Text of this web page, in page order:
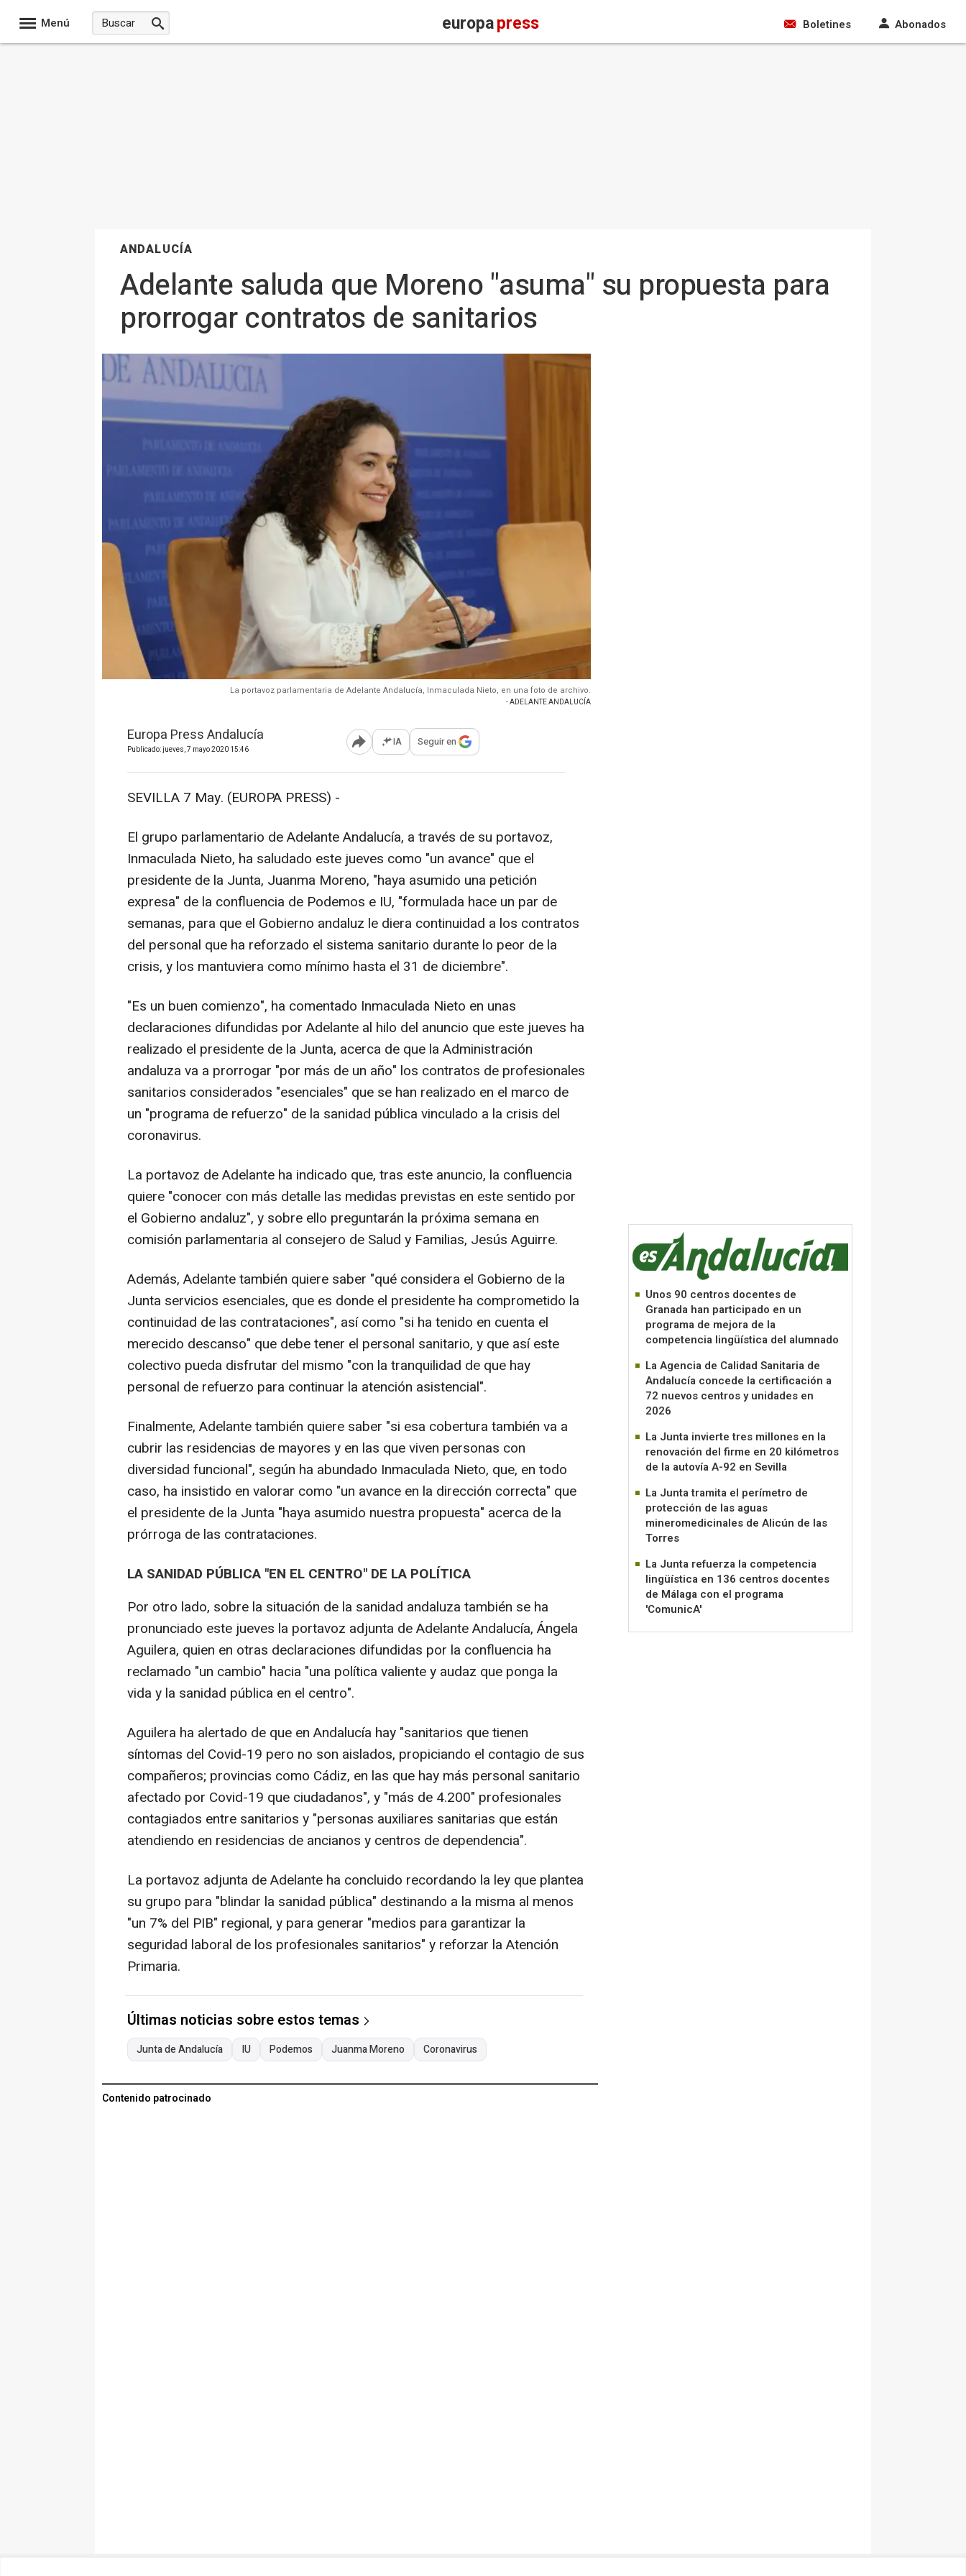
Menú europapress Boletines Abonados
ANDALUCÍA
Adelante saluda que Moreno "asuma" su propuesta para
prorrogar contratos de sanitarios
La portavoz parlamentaria de Adelante Andalucía, Inmaculada Nieto, en una foto de archivo.
- ADELANTE ANDALUCÍA
Europa Press Andalucía
Publicado: jueves, 7 mayo 2020 15:46 Abrir opciones para compartir
IA Seguir en
SEVILLA 7 May. (EUROPA PRESS) -
El grupo parlamentario de Adelante Andalucía, a través de su portavoz,
Inmaculada Nieto, ha saludado este jueves como "un avance" que el
presidente de la Junta, Juanma Moreno, "haya asumido una petición
expresa" de la confluencia de Podemos e IU, "formulada hace un par de
semanas, para que el Gobierno andaluz le diera continuidad a los contratos
del personal que ha reforzado el sistema sanitario durante lo peor de la
crisis, y los mantuviera como mínimo hasta el 31 de diciembre".
"Es un buen comienzo", ha comentado Inmaculada Nieto en unas
declaraciones difundidas por Adelante al hilo del anuncio que este jueves ha
realizado el presidente de la Junta, acerca de que la Administración
andaluza va a prorrogar "por más de un año" los contratos de profesionales
sanitarios considerados "esenciales" que se han realizado en el marco de
un "programa de refuerzo" de la sanidad pública vinculado a la crisis del
coronavirus.
La portavoz de Adelante ha indicado que, tras este anuncio, la confluencia
quiere "conocer con más detalle las medidas previstas en este sentido por
el Gobierno andaluz", y sobre ello preguntarán la próxima semana en
comisión parlamentaria al consejero de Salud y Familias, Jesús Aguirre.
Además, Adelante también quiere saber "qué considera el Gobierno de la
Junta servicios esenciales, que es donde el presidente ha comprometido la
continuidad de las contrataciones", así como "si ha tenido en cuenta el
merecido descanso" que debe tener el personal sanitario, y que así este
colectivo pueda disfrutar del mismo "con la tranquilidad de que hay
personal de refuerzo para continuar la atención asistencial".
Finalmente, Adelante también quiere saber "si esa cobertura también va a
cubrir las residencias de mayores y en las que viven personas con
diversidad funcional", según ha abundado Inmaculada Nieto, que, en todo
caso, ha insistido en valorar como "un avance en la dirección correcta" que
el presidente de la Junta "haya asumido nuestra propuesta" acerca de la
prórroga de las contrataciones.
LA SANIDAD PÚBLICA "EN EL CENTRO" DE LA POLÍTICA
Por otro lado, sobre la situación de la sanidad andaluza también se ha
pronunciado este jueves la portavoz adjunta de Adelante Andalucía, Ángela
Aguilera, quien en otras declaraciones difundidas por la confluencia ha
reclamado "un cambio" hacia "una política valiente y audaz que ponga la
vida y la sanidad pública en el centro".
Aguilera ha alertado de que en Andalucía hay "sanitarios que tienen
síntomas del Covid-19 pero no son aislados, propiciando el contagio de sus
compañeros; provincias como Cádiz, en las que hay más personal sanitario
afectado por Covid-19 que ciudadanos", y "más de 4.200" profesionales
contagiados entre sanitarios y "personas auxiliares sanitarias que están
atendiendo en residencias de ancianos y centros de dependencia".
La portavoz adjunta de Adelante ha concluido recordando la ley que plantea
su grupo para "blindar la sanidad pública" destinando a la misma al menos
"un 7% del PIB" regional, y para generar "medios para garantizar la
seguridad laboral de los profesionales sanitarios" y reforzar la Atención
Primaria.
Últimas noticias sobre estos temas
Junta de Andalucía IU Podemos Juanma Moreno Coronavirus
Contenido patrocinado
Unos 90 centros docentes de
Granada han participado en un
programa de mejora de la
competencia lingüística del alumnado
La Agencia de Calidad Sanitaria de
Andalucía concede la certificación a
72 nuevos centros y unidades en
2026
La Junta invierte tres millones en la
renovación del firme en 20 kilómetros
de la autovía A-92 en Sevilla
La Junta tramita el perímetro de
protección de las aguas
mineromedicinales de Alicún de las
Torres
La Junta refuerza la competencia
lingüística en 136 centros docentes
de Málaga con el programa
'ComunicA'